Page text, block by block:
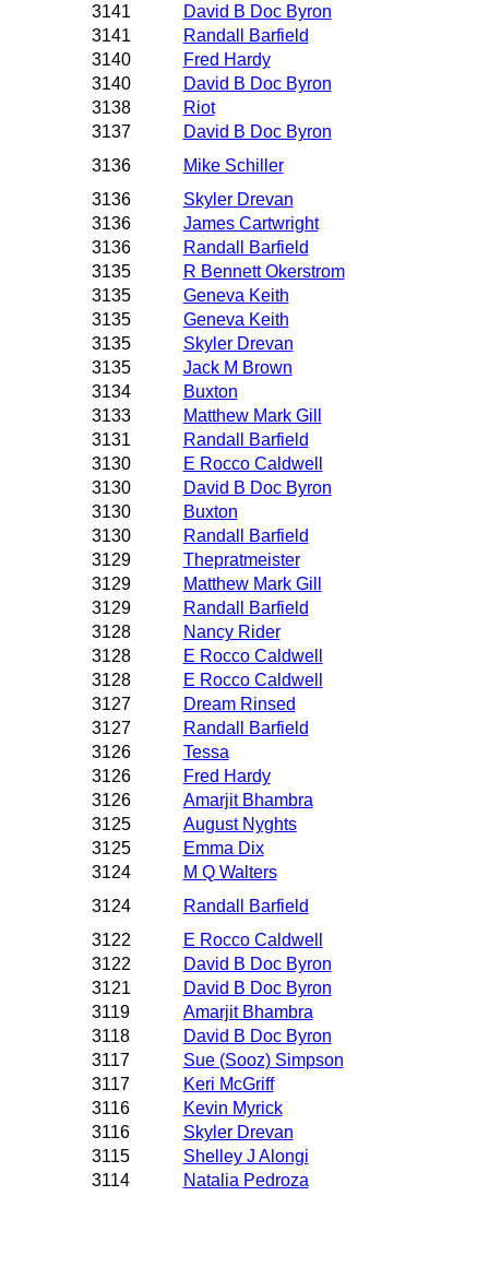
3141
David B Doc Byron
3141
Randall Barfield
3140
Fred Hardy
3140
David B Doc Byron
3138
Riot
3137
David B Doc Byron
3136
Mike Schiller
3136
Skyler Drevan
3136
James Cartwright
3136
Randall Barfield
3135
R Bennett Okerstrom
3135
Geneva Keith
3135
Geneva Keith
3135
Skyler Drevan
3135
Jack M Brown
3134
Buxton
3133
Matthew Mark Gill
3131
Randall Barfield
3130
E Rocco Caldwell
3130
David B Doc Byron
3130
Buxton
3130
Randall Barfield
3129
Thepratmeister
3129
Matthew Mark Gill
3129
Randall Barfield
3128
Nancy Rider
3128
E Rocco Caldwell
3128
E Rocco Caldwell
3127
Dream Rinsed
3127
Randall Barfield
3126
Tessa
3126
Fred Hardy
3126
Amarjit Bhambra
3125
August Nyghts
3125
Emma Dix
3124
M Q Walters
3124
Randall Barfield
3122
E Rocco Caldwell
3122
David B Doc Byron
3121
David B Doc Byron
3119
Amarjit Bhambra
3118
David B Doc Byron
3117
Sue (Sooz) Simpson
3117
Keri McGriff
3116
Kevin Myrick
3116
Skyler Drevan
3115
Shelley J Alongi
3114
Natalia Pedroza